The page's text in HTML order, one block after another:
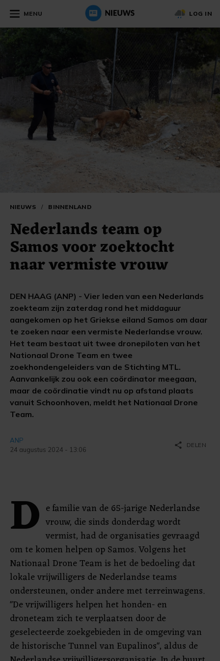
MENU LOG IN
NIEUWS / BINNENLAND
Nederlands team op
Samos voor zoektocht
naar vermiste vrouw
DEN HAAG (ANP) - Vier leden van een Nederlands
zoekteam zijn zaterdag rond het middaguur
aangekomen op het Griekse eiland Samos om daar
te zoeken naar een vermiste Nederlandse vrouw.
Het team bestaat uit twee dronepiloten van het
Nationaal Drone Team en twee
zoekhondengeleiders van de Stichting MTL.
Aanvankelijk zou ook een coördinator meegaan,
maar de coördinatie vindt nu op afstand plaats
vanuit Schoonhoven, meldt het Nationaal Drone
Team.
ANP
24 augustus 2024 - 13:06
share DELEN
D e familie van de 65-jarige Nederlandse
vrouw, die sinds donderdag wordt
vermist, had de organisaties gevraagd
om te komen helpen op Samos. Volgens het
Nationaal Drone Team is het de bedoeling dat
lokale vrijwilligers de Nederlandse teams
ondersteunen, onder andere met terreinwagens.
"De vrijwilligers helpen het honden- en
droneteam zich te verplaatsen door de
geselecteerde zoekgebieden in de omgeving van
de historische Tunnel van Eupalinos", aldus de